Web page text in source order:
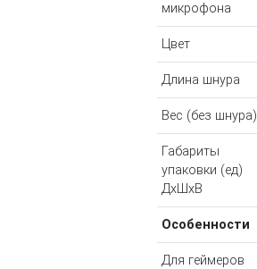
микрофона
Цвет
Длина шнура
Вес (без шнура)
Габариты
упаковки (ед)
ДхШхВ
Особенности
Для геймеров